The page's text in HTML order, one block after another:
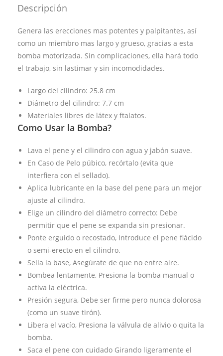
Descripción
Genera las erecciones mas potentes y palpitantes, así
como un miembro mas largo y grueso, gracias a esta
bomba motorizada. Sin complicaciones, ella hará todo
el trabajo, sin lastimar y sin incomodidades.
Largo del cilindro: 25.8 cm
Diámetro del cilindro: 7.7 cm
Materiales libres de látex y ftalatos.
Como Usar la Bomba?
Lava el pene y el cilindro con agua y jabón suave.
En Caso de Pelo púbico, recórtalo (evita que
interfiera con el sellado).
Aplica lubricante en la base del pene para un mejor
ajuste al cilindro.
Elige un cilindro del diámetro correcto: Debe
permitir que el pene se expanda sin presionar.
Ponte erguido o recostado, Introduce el pene flácido
o semi-erecto en el cilindro.
Sella la base, Asegúrate de que no entre aire.
Bombea lentamente, Presiona la bomba manual o
activa la eléctrica.
Presión segura, Debe ser firme pero nunca dolorosa
(como un suave tirón).
Libera el vacío, Presiona la válvula de alivio o quita la
bomba.
Saca el pene con cuidado Girando ligeramente el